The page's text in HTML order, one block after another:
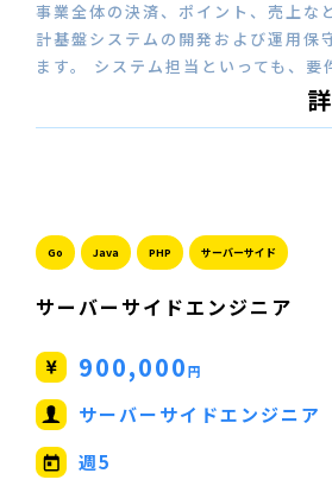
事業全体の決済、ポイント、売上な
計基盤システムの開発および運用保
ます。 システム担当といっても、
Go Java PHP サーバーサイド
サーバーサイドエンジニア
900,000円
サーバーサイドエンジニア
週5